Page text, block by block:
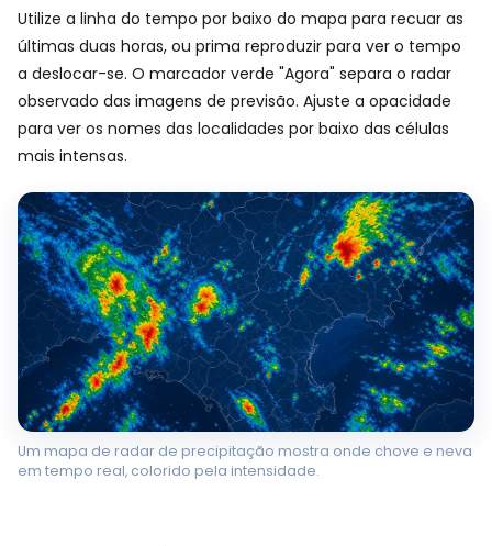
Utilize a linha do tempo por baixo do mapa para recuar as
últimas duas horas, ou prima reproduzir para ver o tempo
a deslocar-se. O marcador verde "Agora" separa o radar
observado das imagens de previsão. Ajuste a opacidade
para ver os nomes das localidades por baixo das células
mais intensas.
Um mapa de radar de precipitação mostra onde chove e neva
em tempo real, colorido pela intensidade.